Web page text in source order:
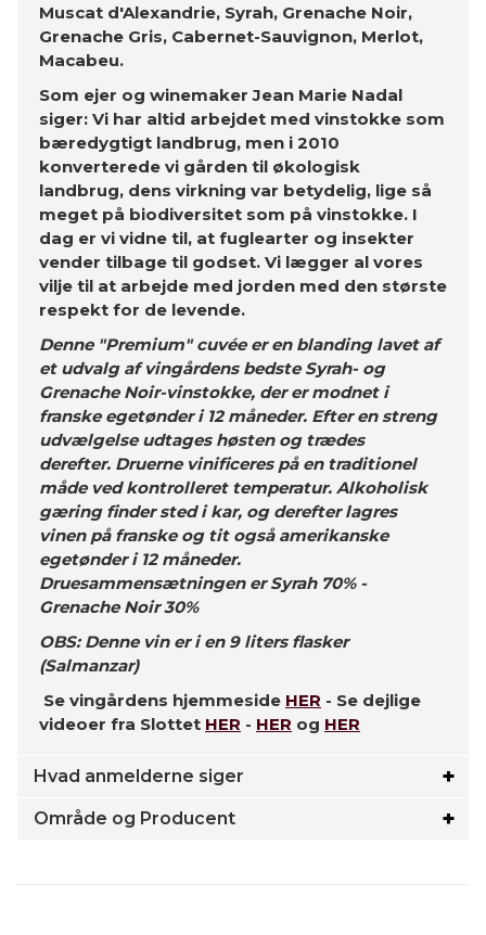
Muscat d'Alexandrie, Syrah, Grenache Noir,
Grenache Gris, Cabernet-Sauvignon, Merlot,
Macabeu.
Som ejer og winemaker Jean Marie Nadal
siger: Vi har altid arbejdet med vinstokke som
bæredygtigt landbrug, men i 2010
konverterede vi gården til økologisk
landbrug, dens virkning var betydelig, lige så
meget på biodiversitet som på vinstokke. I
dag er vi vidne til, at fuglearter og insekter
vender tilbage til godset. Vi lægger al vores
vilje til at arbejde med jorden med den største
respekt for de levende.
Denne "Premium" cuvée er en blanding lavet af
et udvalg af vingårdens bedste Syrah- og
Grenache Noir-vinstokke, der er modnet i
franske egetønder i 12 måneder. Efter en streng
udvælgelse udtages høsten og trædes
derefter. Druerne vinificeres på en traditionel
måde ved kontrolleret temperatur. Alkoholisk
gæring finder sted i kar, og derefter lagres
vinen på franske og tit også amerikanske
egetønder i 12 måneder.
Druesammensætningen er Syrah 70% -
Grenache Noir 30%
OBS: Denne vin er i en 9 liters flasker
(Salmanzar)
Se vingårdens hjemmeside HER - Se dejlige
videoer fra Slottet HER - HER og HER
Hvad anmelderne siger
Område og Producent